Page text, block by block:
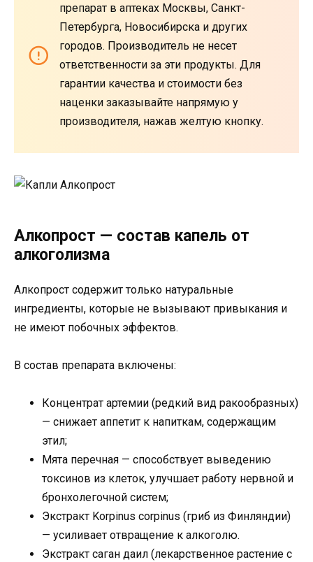
препарат в аптеках Москвы, Санкт-
Петербурга, Новосибирска и других
городов. Производитель не несет
ответственности за эти продукты. Для
гарантии качества и стоимости без
наценки заказывайте напрямую у
производителя, нажав желтую кнопку.
Алкопрост — состав капель от
алкоголизма
Алкопрост содержит только натуральные
ингредиенты, которые не вызывают привыкания и
не имеют побочных эффектов.
В состав препарата включены:
Концентрат артемии (редкий вид ракообразных)
— снижает аппетит к напиткам, содержащим
этил;
Мята перечная — способствует выведению
токсинов из клеток, улучшает работу нервной и
бронхолегочной систем;
Экстракт Korpinus corpinus (гриб из Финляндии)
— усиливает отвращение к алкоголю.
Экстракт саган даил (лекарственное растение с